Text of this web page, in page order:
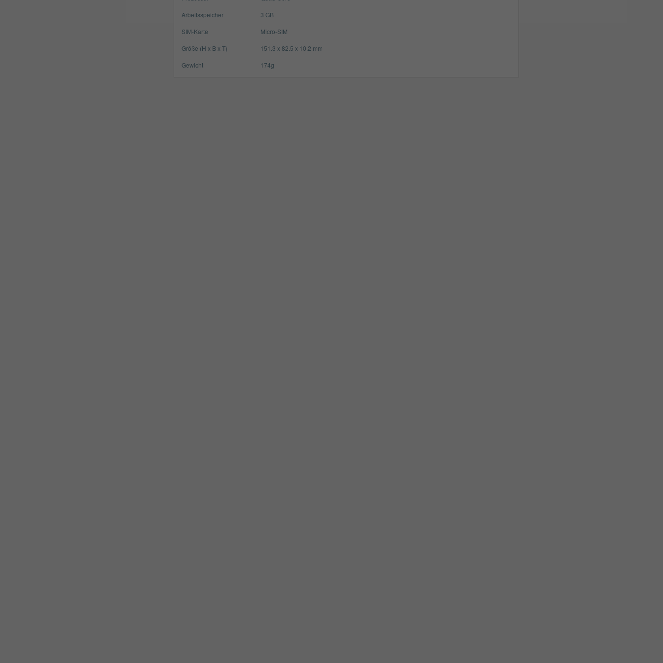
Arbeitsspeicher
3 GB
SIM-Karte
Micro-SIM
Größe (H x B x T)
151.3 x 82.5 x 10.2 mm
Gewicht
174g